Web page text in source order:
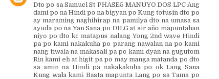
Dto po sa Samuel St PHASE5 MANUYO DOS LPC Ang
dami po na Hindi po na bigyan po Kung totusin dto po
ay maraming naghihirap na pamilya dto na umasa sa
ayuda po na Yan Sana po DILG at sir año mapuntahan
niyo po dto kc matapus nalang Yong 2nd wave Hindi
pa po kami nakakuha po parang nawalan na po kami
nang tiwala na makasali pa po kami dyan na gugutom
Rin kami eh at higit pa po may manga matanda po dto
sa amin na Hindi pa nakakakuha po ok Lang Sana
Kung wala kami Basta mapunta Lang po sa Tama po